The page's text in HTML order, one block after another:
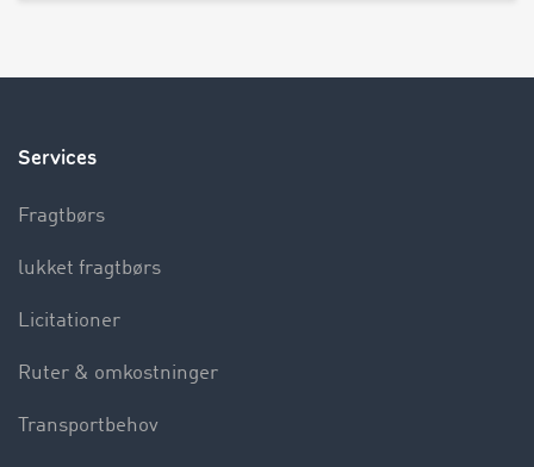
Services
Fragtbørs
lukket fragtbørs
Licitationer
Ruter & omkostninger
Transportbehov